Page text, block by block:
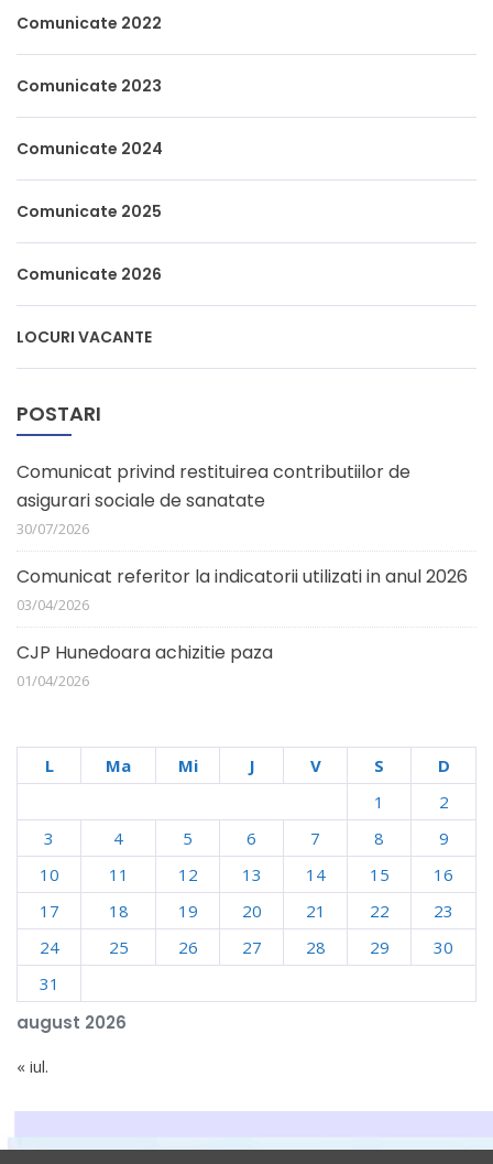
Comunicate 2022
Comunicate 2023
Comunicate 2024
Comunicate 2025
Comunicate 2026
LOCURI VACANTE
POSTARI
Comunicat privind restituirea contributiilor de
asigurari sociale de sanatate
30/07/2026
Comunicat referitor la indicatorii utilizati in anul 2026
03/04/2026
CJP Hunedoara achizitie paza
01/04/2026
august 2026
L Ma Mi J V S
D
1
2
3
4 5 6 7 8
9
10
11 12 13 14 15
16
17
18 19 20 21 22
23
24
25 26 27 28 29
30
31
« iul.